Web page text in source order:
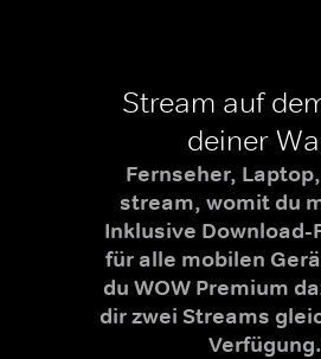
Stream auf
deiner
Fernseher,
stream, womit du
Inklusive Download-
für alle mobilen
du WOW Premium
dir zwei Streams
Verfügung.